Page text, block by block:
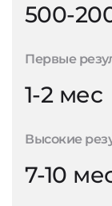
500-
Первые
1-2 мес
Высокие
7-10